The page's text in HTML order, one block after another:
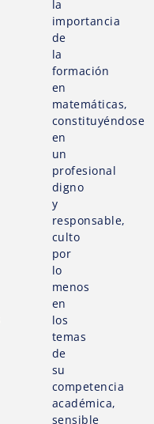
la
importancia
de
la
formación
en
matemáticas,
constituyéndose
en
un
profesional
digno
y
responsable,
culto
por
lo
menos
en
los
temas
de
su
competencia
académica,
sensible